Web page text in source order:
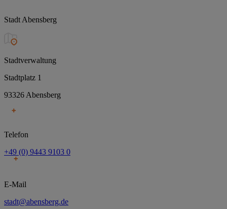
Stadt Abensberg
Stadtverwaltung
Stadtplatz 1
93326 Abensberg
Telefon
+49 (0) 9443 9103 0
E-Mail
stadt@abensberg.de